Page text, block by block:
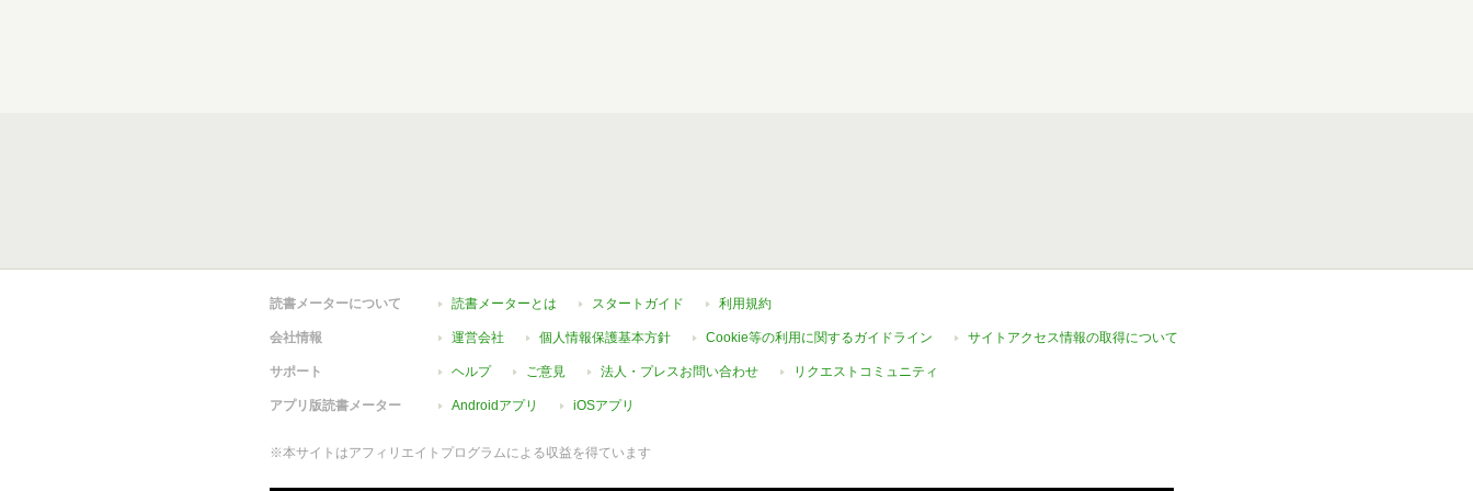
読書メーターについて 読書メーターとは スタートガイド 利用規約
会社情報 運営会社 個人情報保護基本方針 Cookie等の利用に関するガイドライン サイトアクセス情報の取得について
サポート ヘルプ ご意見 法人・プレスお問い合わせ リクエストコミュニティ
アプリ版読書メーター Androidアプリ iOSアプリ
※本サイトはアフィリエイトプログラムによる収益を得ています